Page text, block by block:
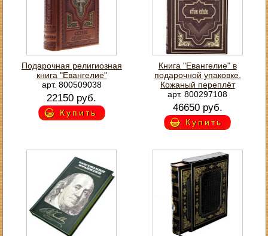
Подарочная религиозная
книга "Евангелие"
арт. 800509038
22150 руб.
Купить
Книга "Евангелие" в
подарочной упаковке.
Кожаный переплёт
арт. 800297108
46650 руб.
Купить